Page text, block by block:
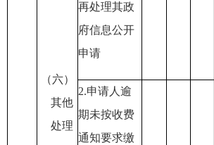
（六）
其他
处理
再处理其政
府信息公开
申请
2.申请人逾
期未按收费
通知要求缴